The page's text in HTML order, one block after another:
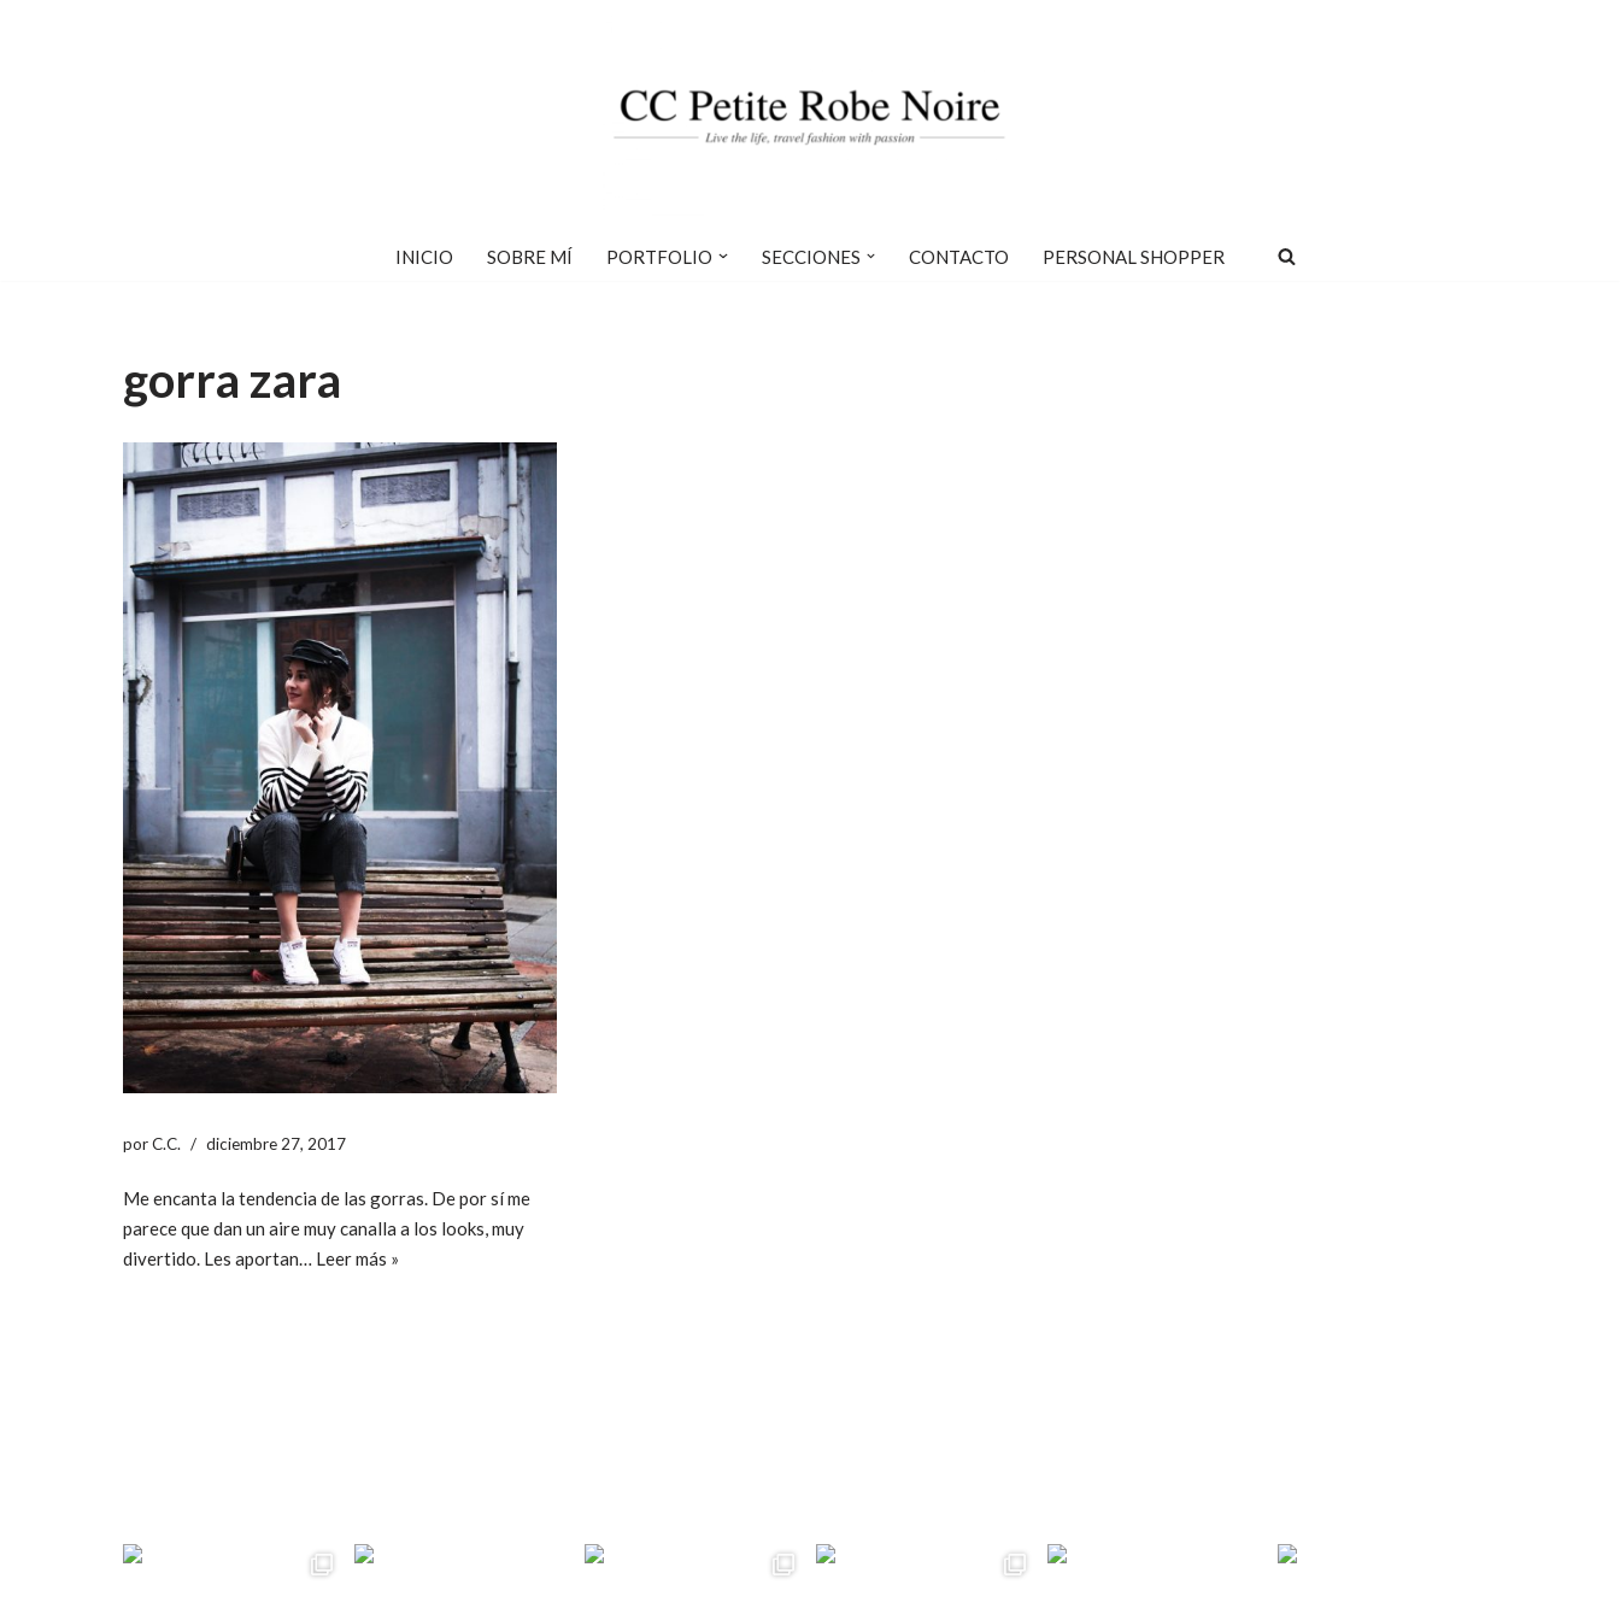
INICIO SOBRE MÍ PORTFOLIO SECCIONES CONTACTO PERSONAL SHOPPER
gorra zara
porC.C. diciembre 27, 2017
Me encanta la tendencia de las gorras. De por sí me
parece que dan un aire muy canalla a los looks, muy
divertido. Les aportan… Leer más »